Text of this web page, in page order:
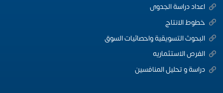
اعداد دراسة الجدوى
خطوط الانتاج
البحوث التسويقية واحصائيات السوق
الفرص الاستثماريه
دراسة و تحليل المنافسين